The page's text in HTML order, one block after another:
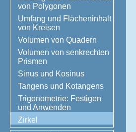
von Polygonen
Umfang und Flächeninhalt
von Kreisen
Volumen von Quadern
Volumen von senkrechten
Prismen
Sinus und Kosinus
Tangens und Kotangens
Trigonometrie: Festigen
und Anwenden
Zirkel